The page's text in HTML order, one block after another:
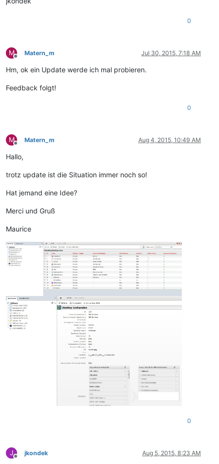
0
M
Offline
Matern_m Jul 30, 2015, 7:18 AM
Hm, ok ein Update werde ich mal probieren.
Feedback folgt!
0
M
Offline
Matern_m Aug 4, 2015, 10:49 AM
Hallo,
trotz update ist die Situation immer noch so!
Hat jemand eine Idee?
Merci und Gruß
Maurice
0
J
Offline
jkondek Aug 5, 2015, 8:23 AM